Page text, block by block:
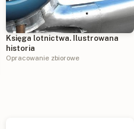
Księga lotnictwa. Ilustrowana
historia
Opracowanie zbiorowe